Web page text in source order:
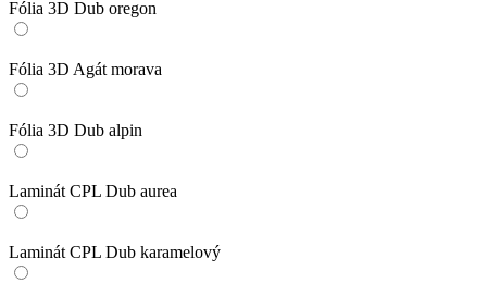
Fólia 3D Dub oregon
Fólia 3D Agát morava
Fólia 3D Dub alpin
Laminát CPL Dub aurea
Laminát CPL Dub karamelový